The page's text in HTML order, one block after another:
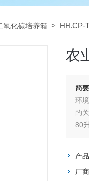
氧化碳培养箱 > HH.CP-
农
简
环
的
80
产
厂